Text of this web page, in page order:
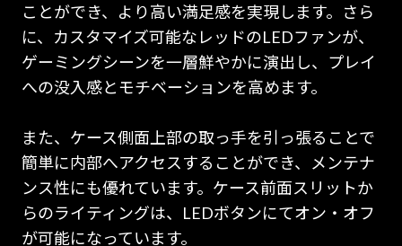
ことができ、より高い満足感を実現します。さら
に、カスタマイズ可能なレッドのLEDファンが、
ゲーミングシーンを一層鮮やかに演出し、プレイ
への没入感とモチベーションを高めます。
また、ケース側面上部の取っ手を引っ張ることで
簡単に内部へアクセスすることができ、メンテナ
ンス性にも優れています。ケース前面スリットか
らのライティングは、LEDボタンにてオン・オフ
が可能になっています。